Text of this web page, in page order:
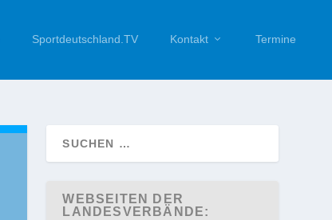
Sportdeutschland.TV Kontakt Termine
WEBSEITEN DER
LANDESVERBÄNDE: